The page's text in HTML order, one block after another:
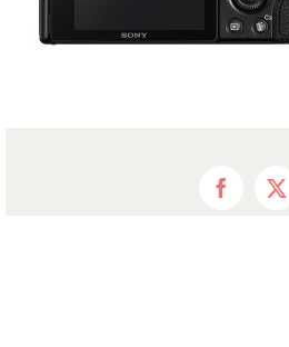
3C租賃
Facebook
X